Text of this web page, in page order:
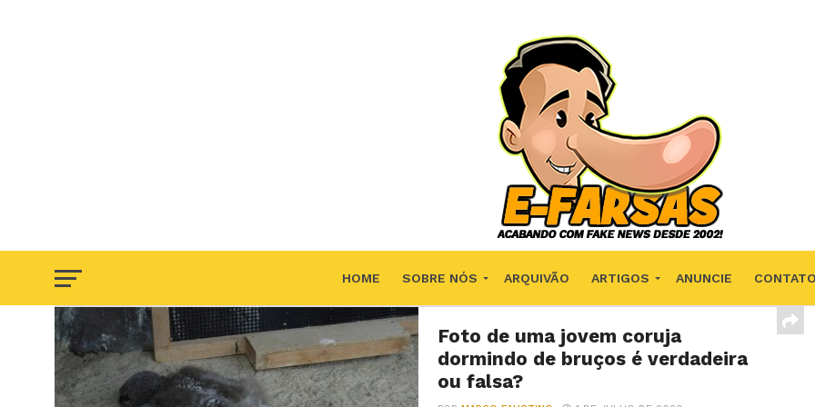
HOME SOBRE NÓS ARQUIVÃO ARTIGOS ANUNCIE CONTATO
F.A.Q
Foto de uma jovem coruja
dormindo de bruços é verdadeira
ou falsa?